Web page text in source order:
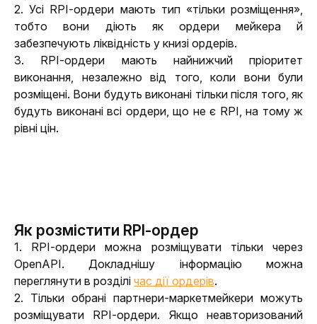
2. Усі RPI-ордери мають тип «тільки розміщення»,
тобто вони діють як ордери мейкера й
забезпечують ліквідність у книзі ордерів.
3. RPI-ордери мають найнижчий пріоритет
виконання, незалежно від того, коли вони були
розміщені. Вони будуть виконані тільки після того, як
будуть виконані всі ордери, що не є RPI, на тому ж
рівні цін.
Як розмістити RPI-ордер
1. RPI-ордери можна розміщувати тільки через
OpenAPI. Докладнішу інформацію можна
переглянути в розділі час дії ордерів.
2. Тільки обрані партнери-маркетмейкери можуть
розміщувати RPI-ордери. Якщо неавторизований